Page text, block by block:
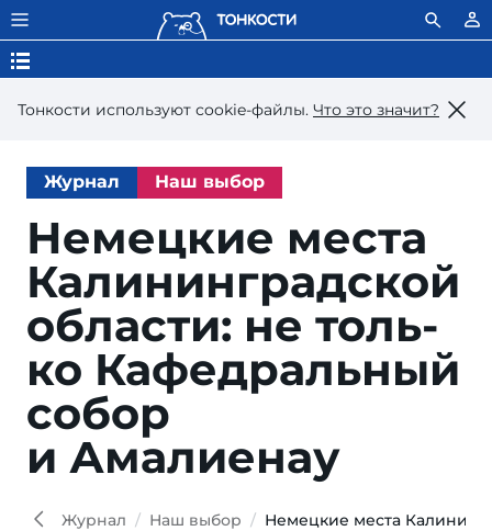
Тонкости используют сookie-файлы. Что это значит?
Журнал Наш выбор
Немецкие места
Ка­ли­нин­градс­кой
об­лас­ти: не толь­
ко Ка­фед­раль­ный
со­бор
и Амалиенау
Журнал Наш выбор Немецкие места